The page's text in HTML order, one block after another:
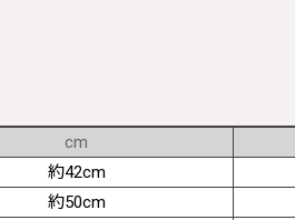
cm
約42cm
約50cm